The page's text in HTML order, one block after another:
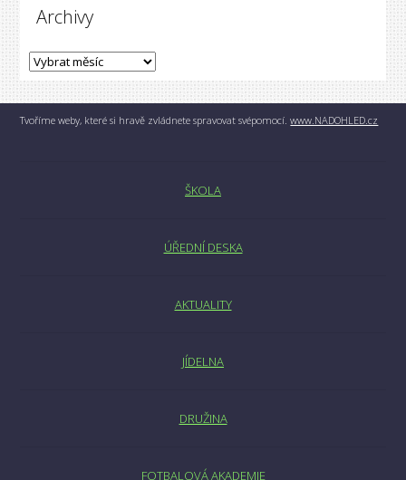
Archivy
Tvoříme weby, které si hravě zvládnete spravovat svépomocí.www.NADOHLED.cz
ŠKOLA
ÚŘEDNÍ DESKA
AKTUALITY
JÍDELNA
DRUŽINA
FOTBALOVÁ AKADEMIE